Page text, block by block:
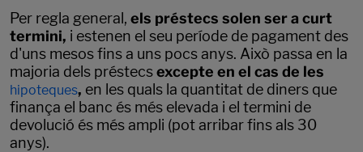
Per regla general, els préstecs solen ser a curt
termini, i estenen el seu període de pagament des
d'uns mesos fins a uns pocs anys. Això passa en la
majoria dels préstecsexcepte en el cas de les
hipoteques, en les quals la quantitat de diners que
finança el banc és més elevada i el termini de
devolució és més ampli (pot arribar fins als 30
anys).